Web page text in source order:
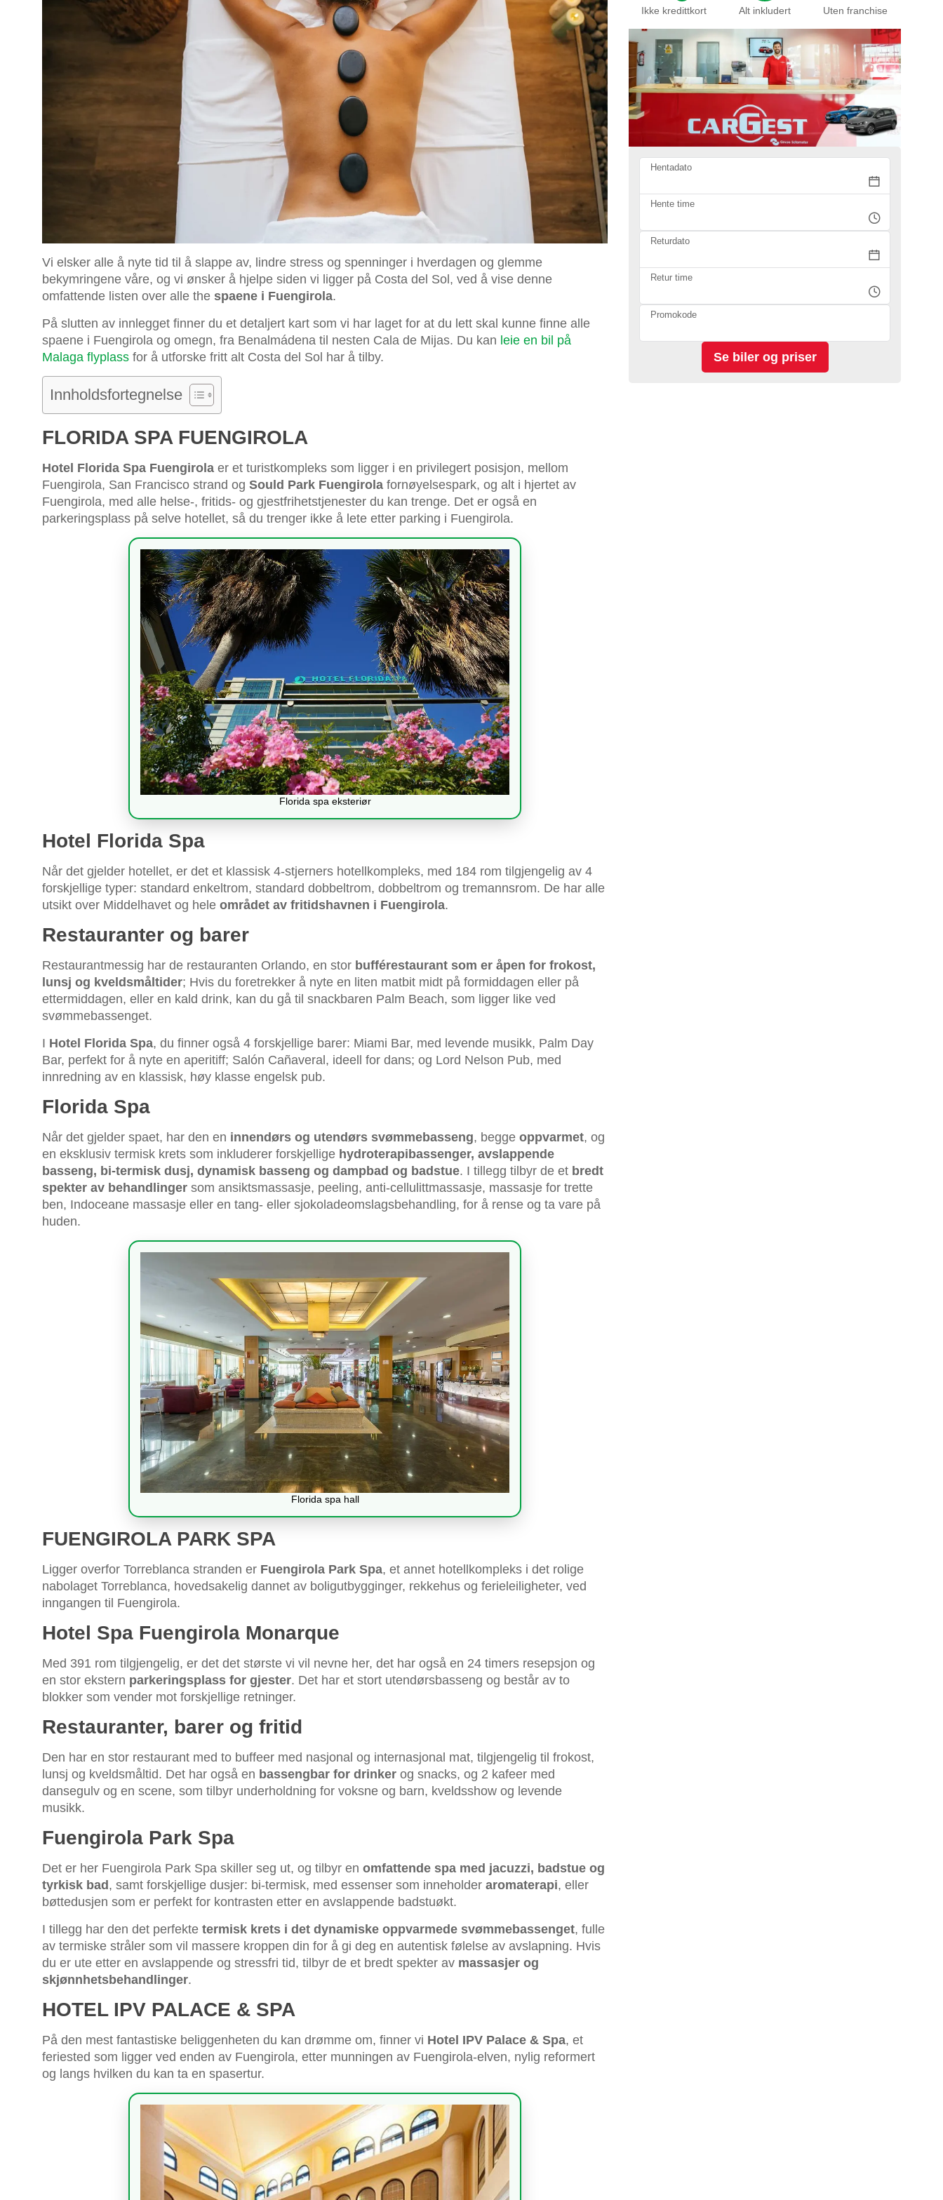
Vi elsker alle å nyte tid til å slappe av, lindre stress og spenninger i hverdagen og glemme
bekymringene våre, og vi ønsker å hjelpe siden vi ligger på Costa del Sol, ved å vise denne
omfattende listen over alle the spaene i Fuengirola.
På slutten av innlegget finner du et detaljert kart som vi har laget for at du lett skal kunne finne alle
spaene i Fuengirola og omegn, fra Benalmádena til nesten Cala de Mijas. Du kan leie en bil på
Malaga flyplass for å utforske fritt alt Costa del Sol har å tilby.
Innholdsfortegnelse
FLORIDA SPA FUENGIROLA
Hotel Florida Spa Fuengirola er et turistkompleks som ligger i en privilegert posisjon, mellom
Fuengirola, San Francisco strand og Sould Park Fuengirola fornøyelsespark, og alt i hjertet av
Fuengirola, med alle helse-, fritids- og gjestfrihetstjenester du kan trenge. Det er også en
parkeringsplass på selve hotellet, så du trenger ikke å lete etter parking i Fuengirola.
Florida spa eksteriør
Hotel Florida Spa
Når det gjelder hotellet, er det et klassisk 4-stjerners hotellkompleks, med 184 rom tilgjengelig av 4
forskjellige typer: standard enkeltrom, standard dobbeltrom, dobbeltrom og tremannsrom. De har alle
utsikt over Middelhavet og hele området av fritidshavnen i Fuengirola.
Restauranter og barer
Restaurantmessig har de restauranten Orlando, en stor bufférestaurant som er åpen for frokost,
lunsj og kveldsmåltider; Hvis du foretrekker å nyte en liten matbit midt på formiddagen eller på
ettermiddagen, eller en kald drink, kan du gå til snackbaren Palm Beach, som ligger like ved
svømmebassenget.
I Hotel Florida Spa, du finner også 4 forskjellige barer: Miami Bar, med levende musikk, Palm Day
Bar, perfekt for å nyte en aperitiff; Salón Cañaveral, ideell for dans; og Lord Nelson Pub, med
innredning av en klassisk, høy klasse engelsk pub.
Florida Spa
Når det gjelder spaet, har den en innendørs og utendørs svømmebasseng, begge oppvarmet, og
en eksklusiv termisk krets som inkluderer forskjellige hydroterapibassenger, avslappende
basseng, bi-termisk dusj, dynamisk basseng og dampbad og badstue. I tillegg tilbyr de et bredt
spekter av behandlinger som ansiktsmassasje, peeling, anti-cellulittmassasje, massasje for trette
ben, Indoceane massasje eller en tang- eller sjokoladeomslagsbehandling, for å rense og ta vare på
huden.
Florida spa hall
FUENGIROLA PARK SPA
Ligger overfor Torreblanca stranden er Fuengirola Park Spa, et annet hotellkompleks i det rolige
nabolaget Torreblanca, hovedsakelig dannet av boligutbygginger, rekkehus og ferieleiligheter, ved
inngangen til Fuengirola.
Hotel Spa Fuengirola Monarque
Med 391 rom tilgjengelig, er det det største vi vil nevne her, det har også en 24 timers resepsjon og
en stor ekstern parkeringsplass for gjester. Det har et stort utendørsbasseng og består av to
blokker som vender mot forskjellige retninger.
Restauranter, barer og fritid
Den har en stor restaurant med to buffeer med nasjonal og internasjonal mat, tilgjengelig til frokost,
lunsj og kveldsmåltid. Det har også en bassengbar for drinker og snacks, og 2 kafeer med
dansegulv og en scene, som tilbyr underholdning for voksne og barn, kveldsshow og levende
musikk.
Fuengirola Park Spa
Det er her Fuengirola Park Spa skiller seg ut, og tilbyr en omfattende spa med jacuzzi, badstue og
tyrkisk bad , samt forskjellige dusjer: bi-termisk, med essenser som inneholder aromaterapi, eller
bøttedusjen som er perfekt for kontrasten etter en avslappende badstuøkt.
I tillegg har den det perfekte termisk krets i det dynamiske oppvarmede svømmebassenget, fulle
av termiske stråler som vil massere kroppen din for å gi deg en autentisk følelse av avslapning. Hvis
du er ute etter en avslappende og stressfri tid, tilbyr de et bredt spekter av massasjer og
skjønnhetsbehandlinger.
HOTEL IPV PALACE & SPA
På den mest fantastiske beliggenheten du kan drømme om, finner vi Hotel IPV Palace & Spa, et
feriested som ligger ved enden av Fuengirola, etter munningen av Fuengirola-elven, nylig reformert
og langs hvilken du kan ta en spasertur.
Ikke kredittkort Alt inkludert Uten franchise
Hentadato
Hente time
Returdato
Retur time
Promokode